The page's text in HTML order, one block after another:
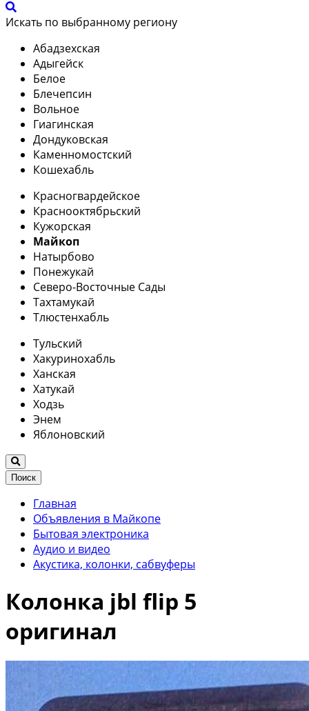
Искать по выбранному региону
Абадзехская
Адыгейск
Белое
Блечепсин
Вольное
Гиагинская
Дондуковская
Каменномостский
Кошехабль
Красногвардейское
Краснооктябрьский
Кужорская
Майкоп
Натырбово
Понежукай
Северо-Восточные Сады
Тахтамукай
Тлюстенхабль
Тульский
Хакуринохабль
Ханская
Хатукай
Ходзь
Энем
Яблоновский
Поиск
Главная
Объявления в Майкопе
Бытовая электроника
Аудио и видео
Акустика, колонки, сабвуферы
Колонка jbl flip 5
оригинал